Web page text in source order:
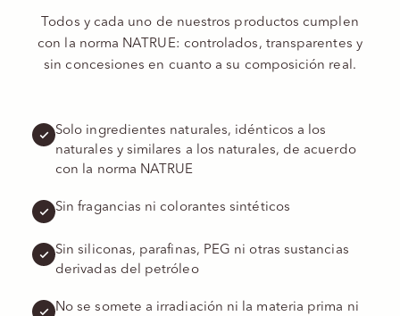
Todos y cada uno de nuestros productos cumplen
con la norma NATRUE: controlados, transparentes y
sin concesiones en cuanto a su composición real.
Solo ingredientes naturales, idénticos a los
naturales y similares a los naturales, de acuerdo
con la norma NATRUE
Sin fragancias ni colorantes sintéticos
Sin siliconas, parafinas, PEG ni otras sustancias
derivadas del petróleo
No se somete a irradiación ni la materia prima ni